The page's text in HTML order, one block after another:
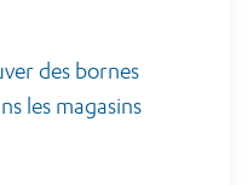
des bornes
les magasins